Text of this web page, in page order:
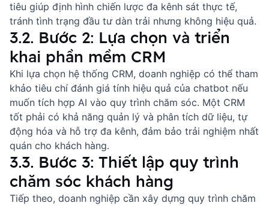
tiêu giúp định hình chiến lược đa kênh sát thực tế,
tránh tình trạng đầu tư dàn trải nhưng không hiệu quả.
3.2. Bước 2: Lựa chọn và triển
khai phần mềm CRM
Khi lựa chọn hệ thống CRM, doanh nghiệp có thể tham
khảo tiêu chí đánh giá tính hiệu quả của chatbot nếu
muốn tích hợp AI vào quy trình chăm sóc. Một CRM
tốt phải có khả năng quản lý và phân tích dữ liệu, tự
động hóa và hỗ trợ đa kênh, đảm bảo trải nghiệm nhất
quán cho khách hàng.
3.3. Bước 3: Thiết lập quy trình
chăm sóc khách hàng
Tiếp theo, doanh nghiệp cần xây dựng quy trình chăm